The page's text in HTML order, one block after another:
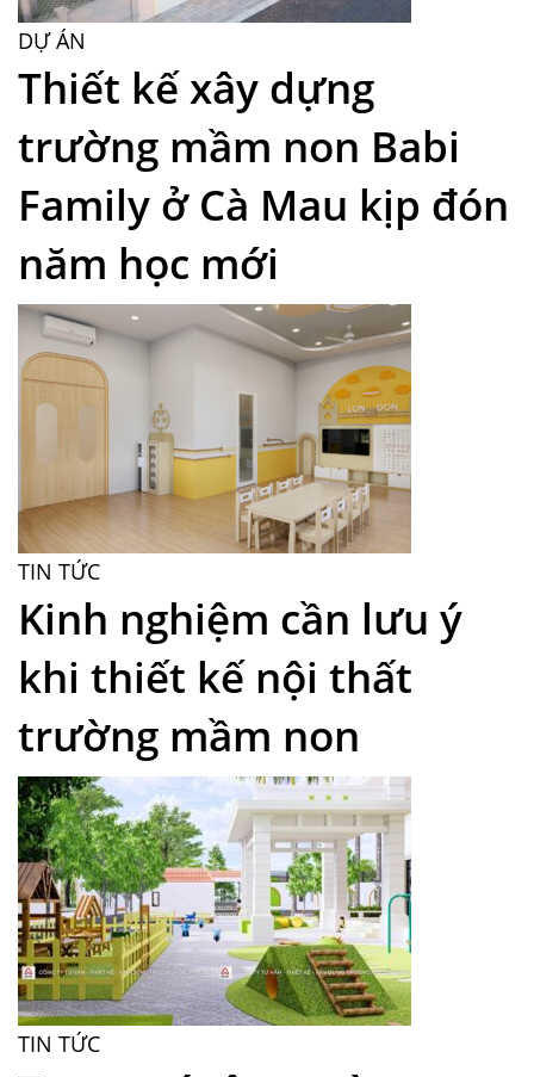
DỰ ÁN
Thiết kế xây dựng
trường mầm non Babi
Family ở Cà Mau kịp đón
năm học mới
TIN TỨC
Kinh nghiệm cần lưu ý
khi thiết kế nội thất
trường mầm non
TIN TỨC